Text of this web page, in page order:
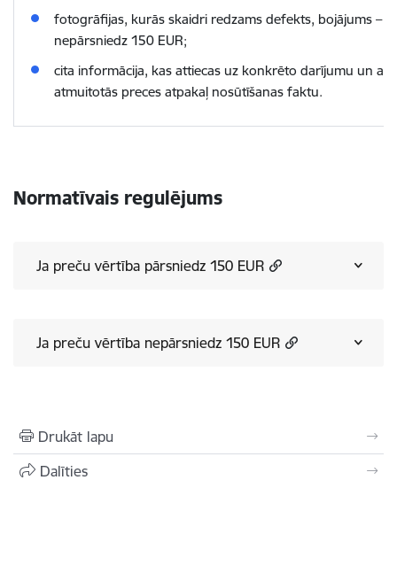
fotogrāfijas, kurās skaidri redzams defekts, bojājums –
nepārsniedz 150 EUR;
cita informācija, kas attiecas uz konkrēto darījumu un
atmuitotās preces atpakaļ nosūtīšanas faktu.
Normatīvais regulējums
Ja preču vērtība pārsniedz 150 EUR
Ja preču vērtība nepārsniedz 150 EUR
Drukāt lapu
Dalīties